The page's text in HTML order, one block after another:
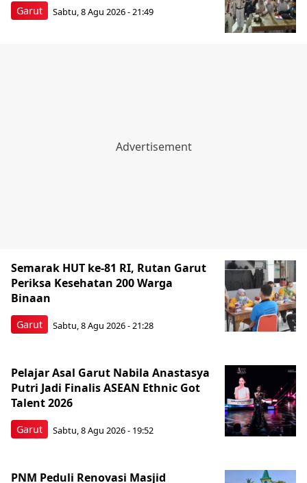
Garut Sabtu, 8 Agu 2026 - 21:49
Garut
Semarak HUT ke-81 RI, Rutan Garut
Periksa Kesehatan 200 Warga
Binaan
Sabtu, 8 Agu 2026 - 21:28
Garut
Pelajar Asal Garut Nabila Anastasya
Putri Jadi Finalis ASEAN Ethnic Got
Talent 2026
Sabtu, 8 Agu 2026 - 19:52
PNM Peduli Renovasi Masjid